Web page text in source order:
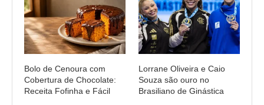
Bolo de Cenoura com
Cobertura de Chocolate:
Receita Fofinha e Fácil
Lorrane Oliveira e Caio
Souza são ouro no
Brasiliano de Ginástica